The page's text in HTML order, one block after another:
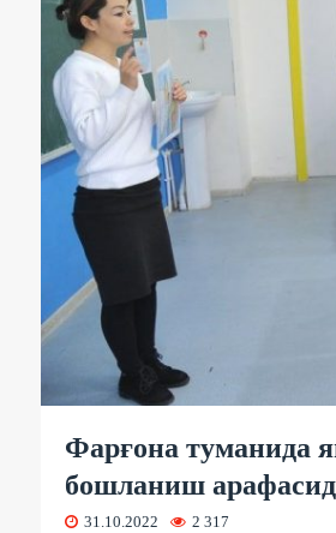
Фарғона туманида
бошланиш
31.10.2022 2 317